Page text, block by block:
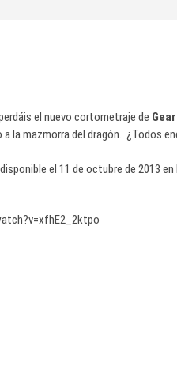
el nuevo cortometraje de
la mazmorra del dragón. ¿Todos
el 11 de octubre de 2013